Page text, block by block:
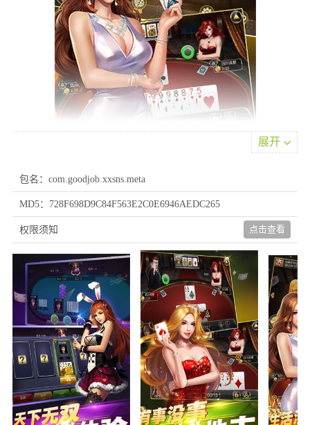
游戏特色
1、多样化的参与内容可供选择，还可结识兴趣相投的伙伴。随时
掌握最新彩种动态，各项功能布局清晰直观。
2、每日都有众多用户使用应用进行参与，无需切换多个程序。真
正实现轻松畅享丰富服务体验，每位用户都能通过移动端体验专业
规范的服务模式。
3、安装包体积小巧，涵盖多种彩种分类便于根据偏好选择适合的
参与方式。每种方式均支持即时结果核对，满足个性化需求。
优势魅力
1、配备全天候在线顾问，帮您快速定位感兴趣的内容。详细的数
据解析有助于优化参与方案，轻松获取所需信息，各类需求皆可满
展开
包名：com.goodjob.xxsns.meta
MD5：728F698D9C84F563E2C0E6946AEDC265
权限须知 点击查看